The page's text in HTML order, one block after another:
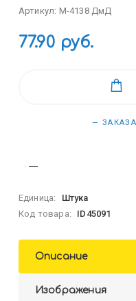
Артикул: M-4138 ДмД
77.90 руб.
—
Единица:
Штука
Код товара:
ID45091
Описание
Изображения